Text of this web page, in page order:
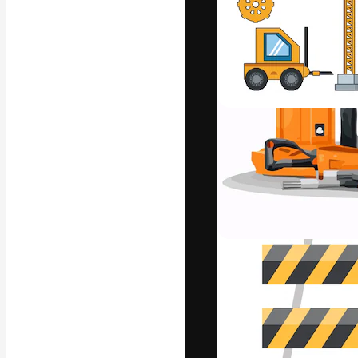
La plateforme
vos meilleurs
d’abonnés :
studios.
Français
Copyright ©